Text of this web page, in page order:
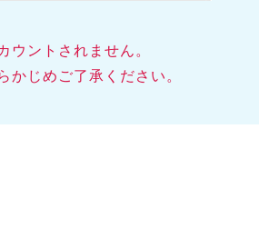
ントされません。
じめご了承ください。